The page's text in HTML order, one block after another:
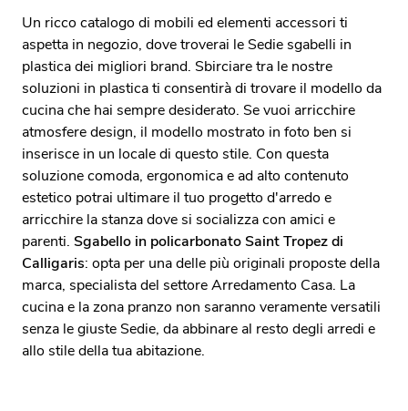
Un ricco catalogo di mobili ed elementi accessori ti
aspetta in negozio, dove troverai le Sedie sgabelli in
plastica dei migliori brand. Sbirciare tra le nostre
soluzioni in plastica ti consentirà di trovare il modello da
cucina che hai sempre desiderato. Se vuoi arricchire
atmosfere design, il modello mostrato in foto ben si
inserisce in un locale di questo stile. Con questa
soluzione comoda, ergonomica e ad alto contenuto
estetico potrai ultimare il tuo progetto d'arredo e
arricchire la stanza dove si socializza con amici e
parenti. Sgabello in policarbonato Saint Tropez di
Calligaris: opta per una delle più originali proposte della
marca, specialista del settore Arredamento Casa. La
cucina e la zona pranzo non saranno veramente versatili
senza le giuste Sedie, da abbinare al resto degli arredi e
allo stile della tua abitazione.